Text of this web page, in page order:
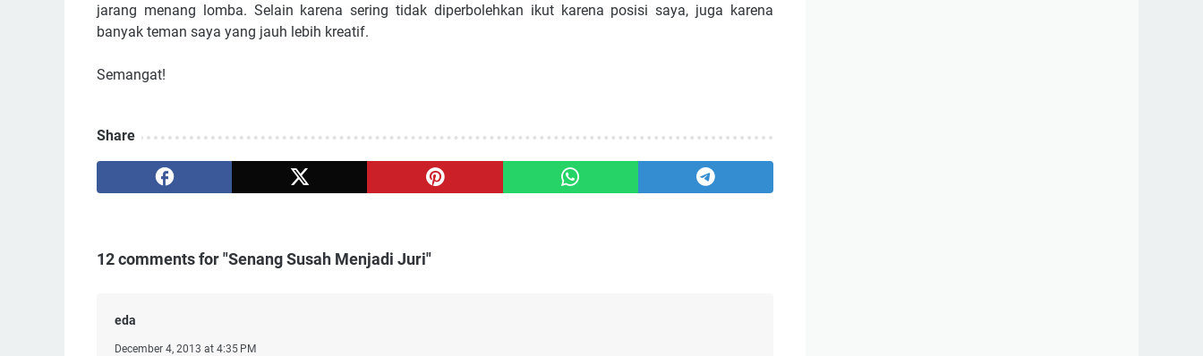
jarang menang lomba. Selain karena sering tidak diperbolehkan ikut karena posisi saya, juga karena
banyak teman saya yang jauh lebih kreatif.
Semangat!
Share
12 comments for "Senang Susah Menjadi Juri"
eda
December 4, 2013 at 4:35 PM